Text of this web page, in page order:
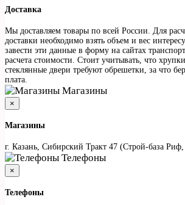
Доставка
Мы доставляем товары по всей России. Для
доставки необходимо взять объем и вес
завести эти данные в форму на сайтах
расчета стоимости. Стоит учитывать, что
стеклянные двери требуют обрешетки, за что
плата.
Магазины
×
Магазины
г. Казань, Сибирский Тракт 47 (Строй-база Риф,
Телефоны
×
Телефоны